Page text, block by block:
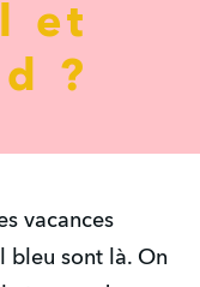
et
?
vacances
bleu sont là. On